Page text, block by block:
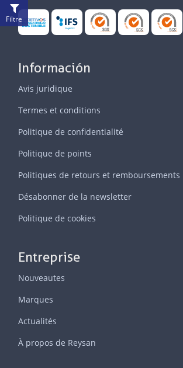
Información
Avis juridique
Termes et conditions
Politique de confidentialité
Politique de points
Politiques de retours et remboursements
Désabonner de la newsletter
Politique de cookies
Entreprise
Nouveautes
Marques
Actualités
À propos de Reysan
Filtre